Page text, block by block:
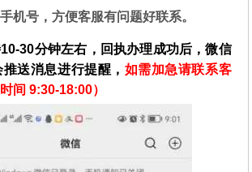
机号，方便客服有问题好联系。
30分钟左右，回执办理成功后，微信
推送消息进行提醒， 如需加急请联系客
间 9:30-18:00）